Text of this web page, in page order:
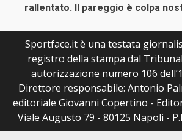
rallentato. Il pareggio è colpa
Sportface.it è una testata
registro della stampa dal
autorizzazione numero 106
Direttore responsabile: Antonio
editoriale Giovanni Copertino -
Viale Augusto 79 - 80125 Napoli -